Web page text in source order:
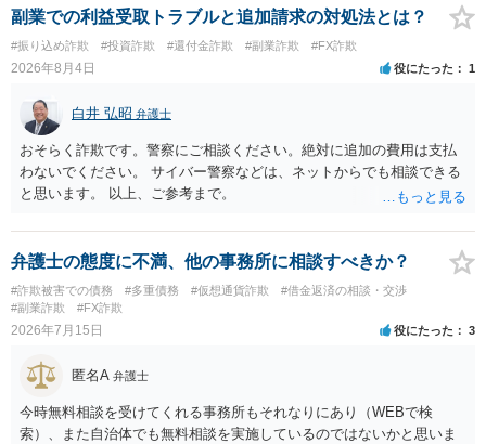
かのアドバイスを受けられることをお勧めします。しつこいようであ
れば、弁護士へ依頼して警告してもらうことも必要になるかもしれま
せん。
副業での利益受取トラブルと追加請求の対処法とは？
#振り込め詐欺 #投資詐欺 #還付金詐欺 #副業詐欺 #FX詐欺
2026年8月4日 役にたった 1
白井 弘昭 弁護士
おそらく詐欺です。警察にご相談ください。絶対に追加の費用は支払
わないでください。 サイバー警察などは、ネットからでも相談できる
と思います。 以上、ご参考まで。
弁護士の態度に不満、他の事務所に相談すべきか？
#詐欺被害での債務 #多重債務 #仮想通貨詐欺
#借金返済の相談・交渉
#副業詐欺
#FX詐欺
2026年7月15日 役にたった 3
匿名A 弁護士
今時無料相談を受けてくれる事務所もそれなりにあり（WEBで検
索）、また自治体でも無料相談を実施しているのではないかと思いま